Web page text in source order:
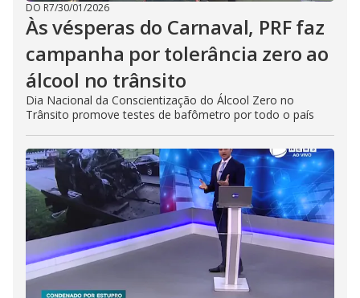
DO R7/30/01/2026
Às vésperas do Carnaval, PRF faz
campanha por tolerância zero ao
álcool no trânsito
Dia Nacional da Conscientização do Álcool Zero no
Trânsito promove testes de bafômetro por todo o país